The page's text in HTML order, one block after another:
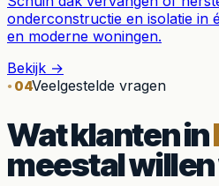
onderconstructie en isolatie in
en moderne woningen.
Bekijk →
04Veelgestelde vragen
Wat klanten in
meestal